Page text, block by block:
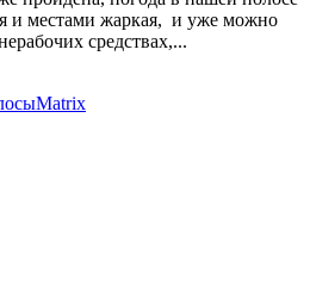
и местами жаркая, и уже можно
средствах,...
Matrix